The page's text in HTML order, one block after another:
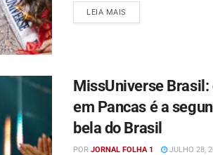
LEIA MAIS
MissUniverse
em Pancas é a
bela do Brasil
POR JORNAL FOLHA 1 JULHO 28,